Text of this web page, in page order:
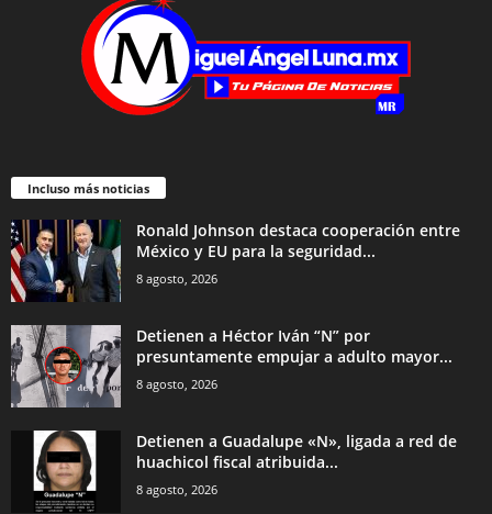
Incluso más noticias
Ronald Johnson destaca cooperación entre
México y EU para la seguridad...
8 agosto, 2026
Detienen a Héctor Iván “N” por
presuntamente empujar a adulto mayor...
8 agosto, 2026
Detienen a Guadalupe «N», ligada a red de
huachicol fiscal atribuida...
8 agosto, 2026